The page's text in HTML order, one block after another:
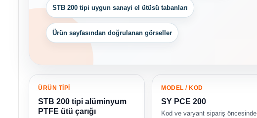
STB 200 tipi uygun sanayi el ütüsü tabanları
Ürün sayfasından doğrulanan görseller
ÜRÜN TİPİ
STB 200 tipi alüminyum
PTFE ütü çarığı
MODEL / KOD
SY PCE 200
Kod ve varyant sipariş öncesinde